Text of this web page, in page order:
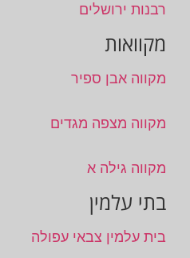
רבנות ירושלים
מקוואות
מקווה אבן ספיר
מקווה מצפה מגדים
מקווה גילה א
בתי עלמין
בית עלמין צבאי עפולה